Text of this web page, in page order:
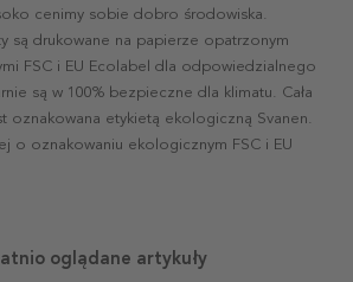
cenimy sobie dobro środowiska.
są drukowane na papierze opatrzonym
FSC i EU Ecolabel dla odpowiedzialnego
są w 100% bezpieczne dla klimatu. Cała
oznakowana etykietą ekologiczną Svanen.
o oznakowaniu ekologicznym FSC i EU
oglądane artykuły